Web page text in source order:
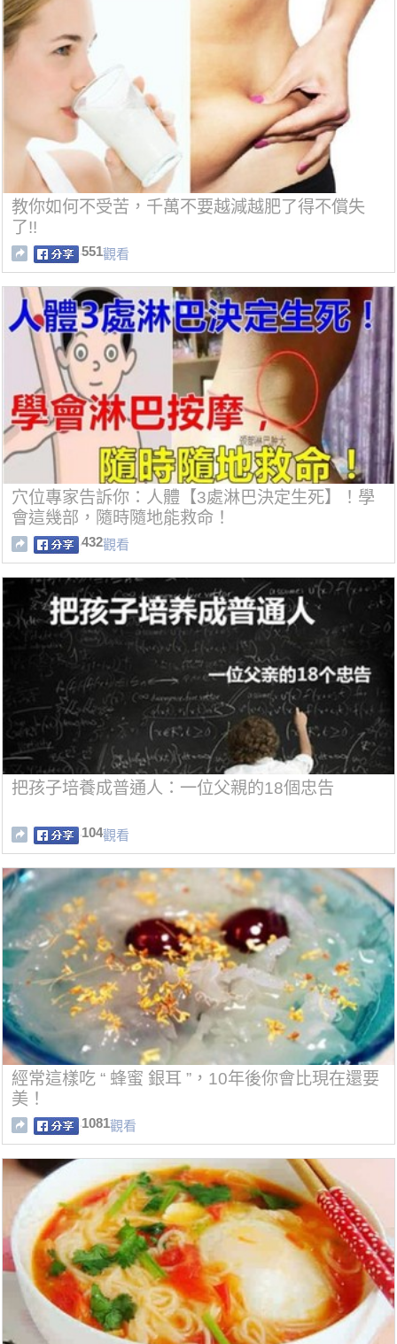
教你如何不受苦，千萬不要越減越肥了得不償失
了!!
551觀看
穴位專家告訴你：人體【3處淋巴決定生死】！學
會這幾部，隨時隨地能救命！
432觀看
把孩子培養成普通人：一位父親的18個忠告
104觀看
經常這樣吃 “ 蜂蜜 銀耳 ”，10年後你會比現在還要
美！
1081觀看